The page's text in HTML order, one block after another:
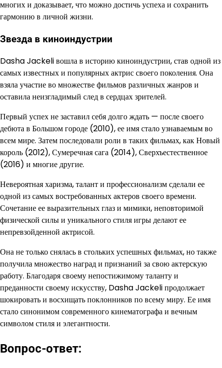
многих и доказывает, что можно достичь успеха и сохранить
гармонию в личной жизни.
Звезда в киноиндустрии
Dasha Jackeli вошла в историю киноиндустрии, став одной из
самых известных и популярных актрис своего поколения. Она
взяла участие во множестве фильмов различных жанров и
оставила неизгладимый след в сердцах зрителей.
Первый успех не заставил себя долго ждать — после своего
дебюта в Большом городе (2010), ее имя стало узнаваемым во
всем мире. Затем последовали роли в таких фильмах, как Новый
король (2012), Сумеречная сага (2014), Сверхъестественное
(2016) и многие другие.
Невероятная харизма, талант и профессионализм сделали ее
одной из самых востребованных актеров своего времени.
Сочетание ее выразительных глаз и мимики, неповторимой
физической силы и уникального стиля игры делают ее
непревзойденной актрисой.
Она не только снялась в стольких успешных фильмах, но также
получила множество наград и признаний за свою актерскую
работу. Благодаря своему непостижимому таланту и
преданности своему искусству, Dasha Jackeli продолжает
шокировать и восхищать поклонников по всему миру. Ее имя
стало синонимом современного кинематографа и вечным
символом стиля и элегантности.
Вопрос-ответ: